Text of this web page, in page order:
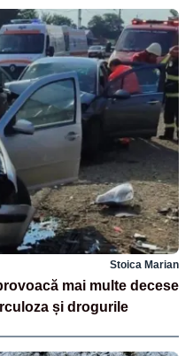
Stoica Marian
mai multe decese
și drogurile